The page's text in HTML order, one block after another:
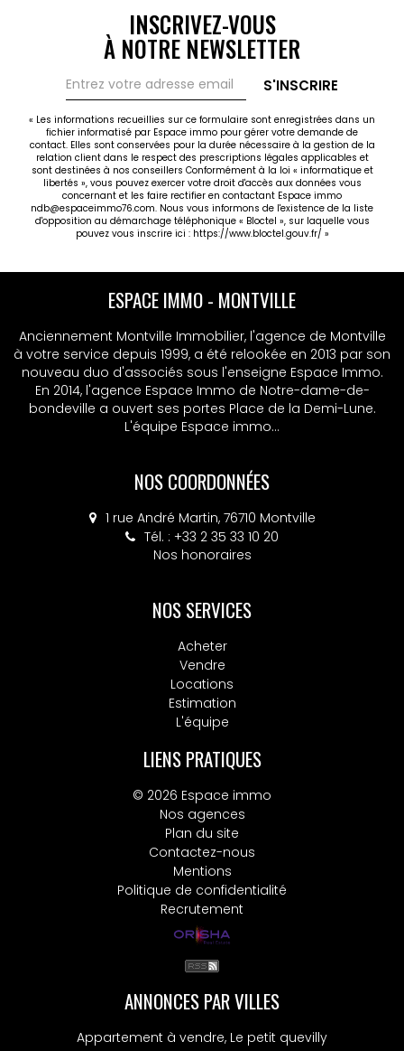
INSCRIVEZ-VOUS
À NOTRE NEWSLETTER
S'INSCRIRE
« Les informations recueillies sur ce formulaire sont enregistrées dans un
fichier informatisé par Espace immo pour gérer votre demande de
contact. Elles sont conservées pour la durée nécessaire à la gestion de la
relation client dans le respect des prescriptions légales applicables et
sont destinées à nos conseillers Conformément à la loi « informatique et
libertés », vous pouvez exercer votre droit d'accès aux données vous
concernant et les faire rectifier en contactant Espace immo
ndb@espaceimmo76.com. Nous vous informons de l'existence de la liste
d'opposition au démarchage téléphonique « Bloctel », sur laquelle vous
pouvez vous inscrire ici : https://www.bloctel.gouv.fr/ »
ESPACE IMMO - MONTVILLE
Anciennement Montville Immobilier, l'agence de Montville
à votre service depuis 1999, a été relookée en 2013 par son
nouveau duo d'associés sous l'enseigne Espace Immo.
En 2014, l'agence Espace Immo de Notre-dame-de-
bondeville a ouvert ses portes Place de la Demi-Lune.
L'équipe Espace immo...
NOS COORDONNÉES
1 rue André Martin, 76710 Montville
Tél. : +33 2 35 33 10 20
Nos honoraires
NOS SERVICES
Acheter
Vendre
Locations
Estimation
L'équipe
LIENS PRATIQUES
© 2026 Espace immo
Nos agences
Plan du site
Contactez-nous
Mentions
Politique de confidentialité
Recrutement
ANNONCES PAR VILLES
Appartement à vendre, Le petit quevilly